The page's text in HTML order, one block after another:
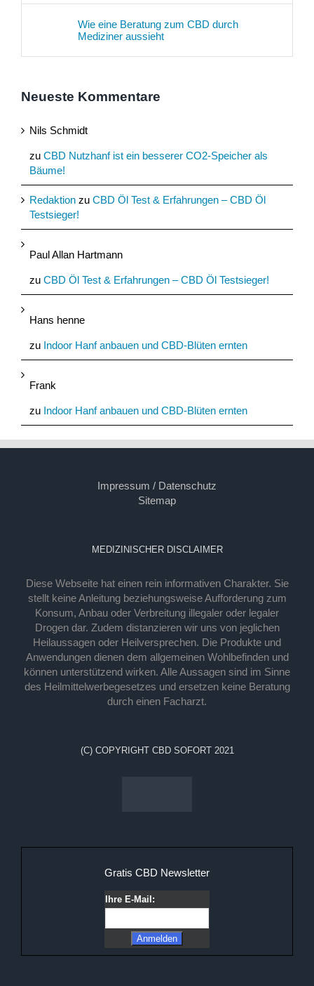
Wie eine Beratung zum CBD durch
Mediziner aussieht
Neueste Kommentare
Nils Schmidt
zu CBD Nutzhanf ist ein besserer CO2-Speicher als
Bäume!
Redaktion zu CBD Öl Test & Erfahrungen – CBD Öl
Testsieger!
Paul Allan Hartmann
zu CBD Öl Test & Erfahrungen – CBD Öl Testsieger!
Hans henne
zu Indoor Hanf anbauen und CBD-Blüten ernten
Frank
zu Indoor Hanf anbauen und CBD-Blüten ernten
Impressum / Datenschutz
Sitemap
MEDIZINISCHER DISCLAIMER
Diese Webseite hat einen rein informativen Charakter. Sie
stellt keine Anleitung beziehungsweise Aufforderung zum
Konsum, Anbau oder Verbreitung illegaler oder legaler
Drogen dar. Zudem distanzieren wir uns von jeglichen
Heilaussagen oder Heilversprechen. Die Produkte und
Anwendungen dienen dem allgemeinen Wohlbefinden und
können unterstützend wirken. Alle Aussagen sind im Sinne
des Heilmittelwerbegesetzes und ersetzen keine Beratung
durch einen Facharzt.
(C) COPYRIGHT CBD SOFORT 2021
Gratis CBD Newsletter
Ihre E-Mail: